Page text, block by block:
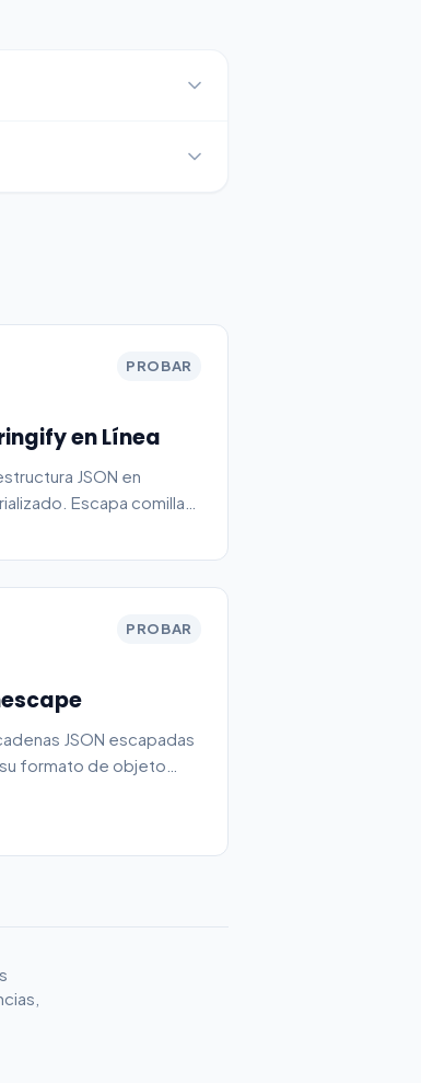
PROBAR
en Línea
JSON en
Escapa comillas
PROBAR
JSON escapadas
formato de objeto